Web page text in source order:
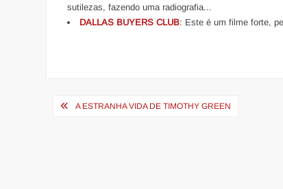
sutilezas, fazendo uma radiografia...
DALLAS BUYERS CLUB: Este é um filme forte,
Navegação
A ESTRANHA VIDA DE TIMOTHY GREEN